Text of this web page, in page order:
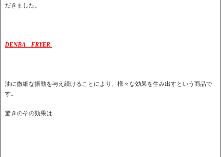
だきました。
DENBA FRYER
油に微細な振動を与え続けることにより、様々な効果を生み出すという商品で
す。
驚きのその効果は